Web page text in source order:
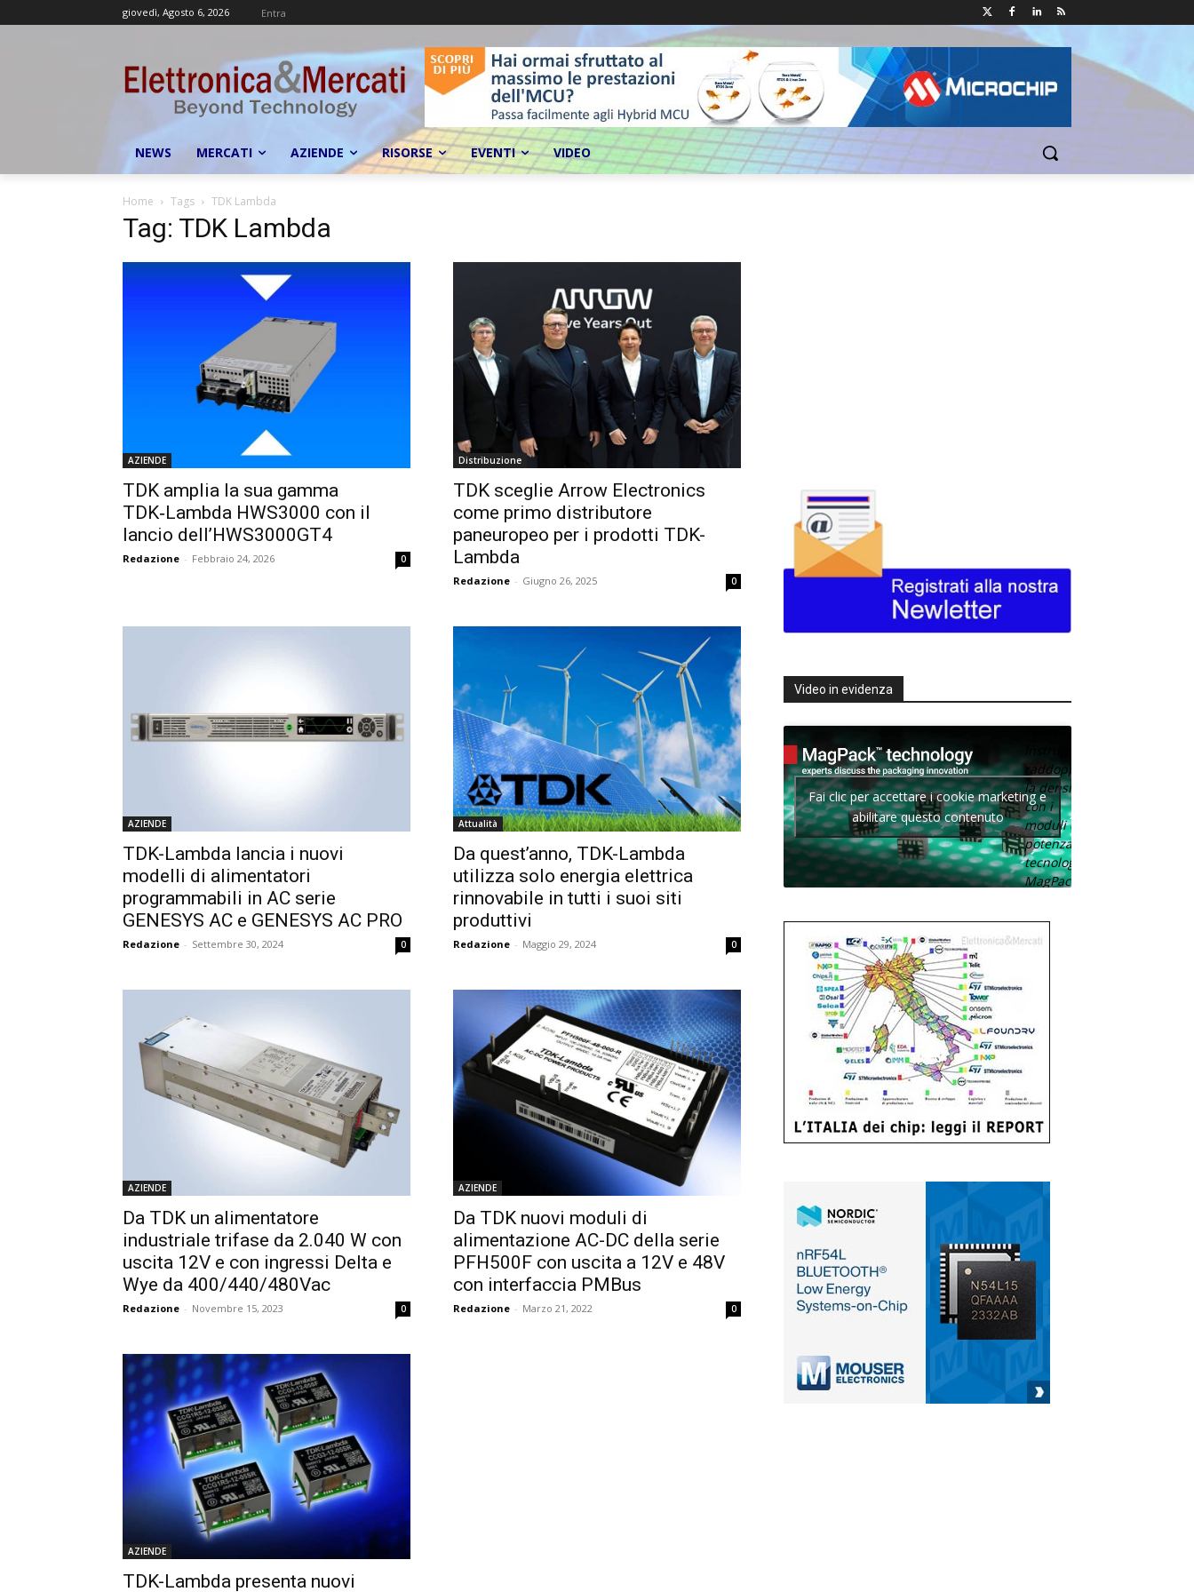
giovedì, Agosto 6, 2026 Entra
NEWS MERCATI AZIENDE RISORSE EVENTI VIDEO
Home Tags TDK Lambda
Tag: TDK Lambda
AZIENDE
TDK amplia la sua gamma
TDK‑Lambda HWS3000 con il
lancio dell’HWS3000GT4
Redazione - Febbraio 24, 2026 0
Distribuzione
TDK sceglie Arrow Electronics
come primo distributore
paneuropeo per i prodotti TDK-
Lambda
Redazione - Giugno 26, 2025 0
AZIENDE
TDK-Lambda lancia i nuovi
modelli di alimentatori
programmabili in AC serie
GENESYS AC e GENESYS AC PRO
Redazione - Settembre 30, 2024 0
Attualità
Da quest’anno, TDK-Lambda
utilizza solo energia elettrica
rinnovabile in tutti i suoi siti
produttivi
Redazione - Maggio 29, 2024 0
AZIENDE
Da TDK un alimentatore
industriale trifase da 2.040 W con
uscita 12V e con ingressi Delta e
Wye da 400/440/480Vac
Redazione - Novembre 15, 2023 0
AZIENDE
Da TDK nuovi moduli di
alimentazione AC-DC della serie
PFH500F con uscita a 12V e 48V
con interfaccia PMBus
Redazione - Marzo 21, 2022 0
AZIENDE
TDK-Lambda presenta nuovi
Video in evidenza
Texas
raddoppia
la densità
con i
moduli di
potenza con
tecnologia
MagPack.
Fai clic per accettare i cookie marketing e
abilitare questo contenuto